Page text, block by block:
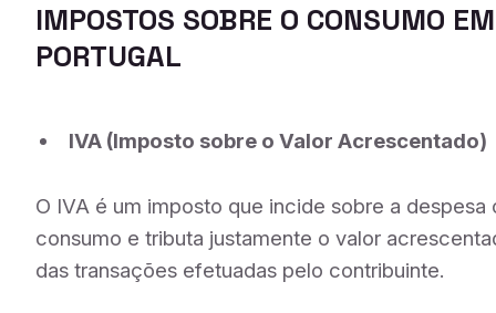
IMPOSTOS SOBRE O CONSUMO EM
PORTUGAL
IVA (Imposto sobre o Valor Acrescentado)
O IVA é um imposto que incide sobre a despesa
consumo e tributa justamente o valor
das transações efetuadas pelo contribuinte.